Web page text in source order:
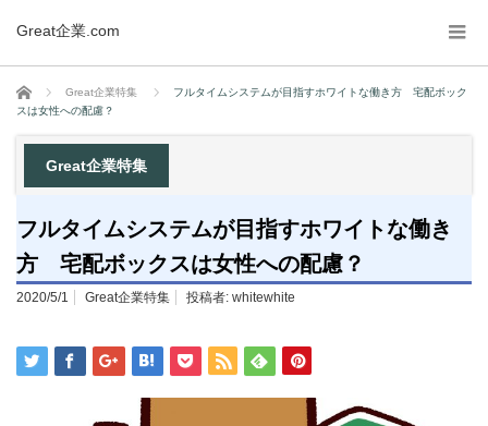
Great企業.com
ホーム Great企業特集
フルタイムシステムが目指すホワイトな働き方 宅配ボック
スは女性への配慮？
Great企業特集
フルタイムシステムが目指すホワイトな働き
方 宅配ボックスは女性への配慮？
2020/5/1 Great企業特集 投稿者: whitewhite